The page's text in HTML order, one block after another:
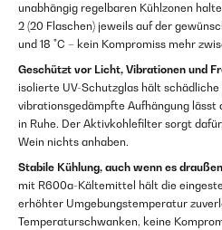
unabhängig regelbaren Kühlzonen
2 (20 Flaschen) jeweils auf der
und 18 °C – kein Kompromiss mehr
Geschützt vor Licht, Vibrationen und
isolierte UV-Schutzglas hält
vibrationsgedämpfte Aufhängung lässt
in Ruhe. Der Aktivkohlefilter sorgt
Wein nichts anhaben.
Stabile Kühlung, auch wenn es
mit R600a-Kältemittel hält die
erhöhter Umgebungstemperatur
Temperaturschwanken, keine